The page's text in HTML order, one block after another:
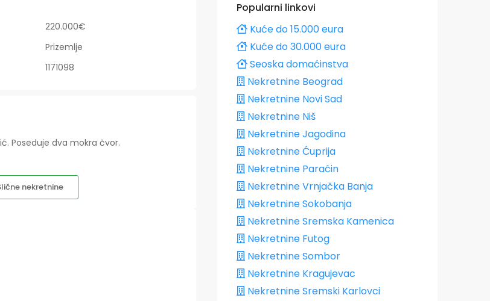
220.000€
Prizemlje
1171098
Poseduje dva mokra čvor.
nekretnine
Popularni linkovi
Kuće do 15.000 eura
Kuće do 30.000 eura
Seoska domaćinstva
Nekretnine Beograd
Nekretnine Novi Sad
Nekretnine Niš
Nekretnine Jagodina
Nekretnine Ćuprija
Nekretnine Paraćin
Nekretnine Vrnjačka Banja
Nekretnine Sokobanja
Nekretnine Sremska Kamenica
Nekretnine Futog
Nekretnine Sombor
Nekretnine Kragujevac
Nekretnine Sremski Karlovci